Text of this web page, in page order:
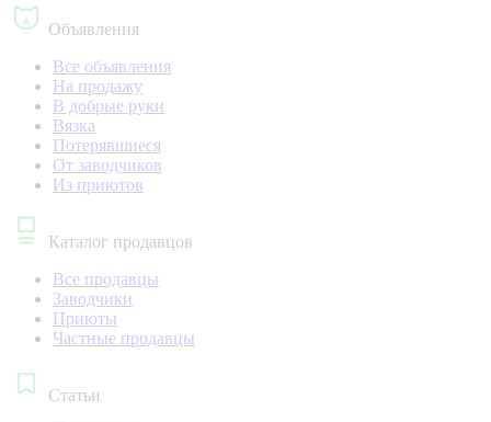
Объявления
Все объявления
На продажу
В добрые руки
Вязка
Потерявшиеся
От заводчиков
Из приютов
Каталог продавцов
Все продавцы
Заводчики
Приюты
Частные продавцы
Статьи